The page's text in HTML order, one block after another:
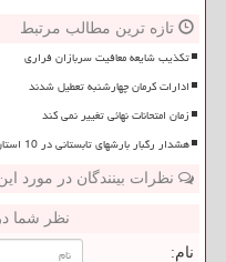
تازه ترین مطالب مرتبط
تکذیب شایعه معافیت سربازان فراری
ادارات کرمان چهارشنبه تعطیل شدند
زمان امتحانات نهائی تغییر نمی کند
هشدار رگبار بارشهای تابستانی در 10 استان
نظرات بینندگان در مورد
نظر شما
نام: